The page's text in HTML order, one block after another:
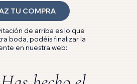
de arriba es lo que
boda, podéis finalizar la
en nuestra web:
TU COMPRA